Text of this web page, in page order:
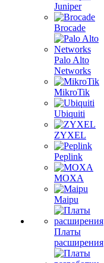
Juniper
Brocade
Palo Alto
Networks
MikroTik
Ubiquiti
ZYXEL
Peplink
MOXA
Maipu
Платы
расширения